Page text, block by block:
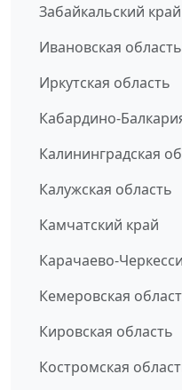
Забайкальский край
Ивановская область
Иркутская область
Кабардино-
Калининградская
Калужская область
Камчатский край
Карачаево-
Кемеровская
Кировская область
Костромская